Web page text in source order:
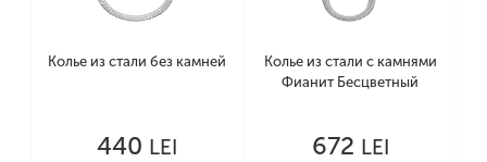
Колье из стали без камней
440 LEI
Колье из стали с камнями
Фианит Бесцветный
672 LEI